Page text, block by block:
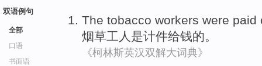
双语例句
全部
口语
书面语
The tobacco workers were paid
烟草工人 是计件给钱的。
《柯林斯英汉双解大词典》